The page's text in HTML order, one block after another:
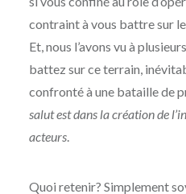
contraint à vous battre sur
Et, nous l’avons vu à
battez sur ce terrain,
confronté à une bataille de
salut est dans la création de
acteurs.
Quoi retenir? Simplement